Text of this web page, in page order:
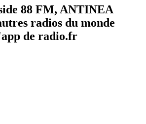
88 FM, ANTINEA
radios du monde
de radio.fr